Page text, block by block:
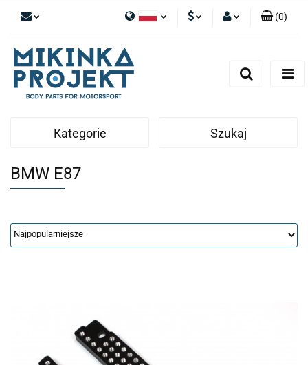
Polski
English
(0)
Kategorie Szukaj
BMW E87